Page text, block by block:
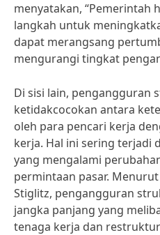
menyatakan, “Pemerintah
langkah untuk
dapat merangsang
mengurangi tingkat
Di sisi lain, pengangguran
ketidakcocokan antara
oleh para pencari kerja
kerja. Hal ini sering terjadi
yang mengalami
permintaan pasar.
Stiglitz, pengangguran
jangka panjang yang
tenaga kerja dan